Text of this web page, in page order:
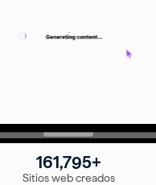
161,795+
Sitios web creados